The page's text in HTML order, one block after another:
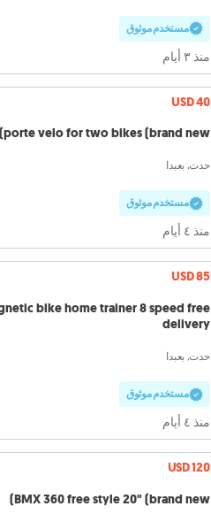
مستخدم موثوق
منذ ٣ أيام
USD 40
porte velo for two bikes (brand new)
حدت, بعبدا
مستخدم موثوق
منذ ٤ أيام
USD 85
bike home trainer 8 speed free
delivery
حدت, بعبدا
مستخدم موثوق
منذ ٤ أيام
USD 120
BMX 360 free style 20" (brand new)